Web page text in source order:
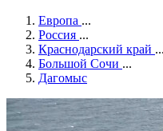
Европа ...
Россия ...
Краснодарский край ...
Большой Сочи ...
Дагомыс